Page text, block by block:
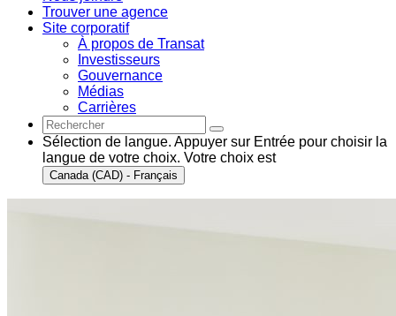
Trouver une agence
Site corporatif
À propos de Transat
Investisseurs
Gouvernance
Médias
Carrières
Sélection de langue. Appuyer sur Entrée pour choisir la
langue de votre choix. Votre choix est
Canada (CAD) - Français